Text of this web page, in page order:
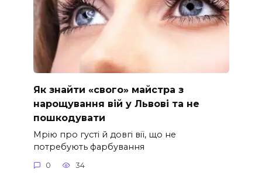
Як знайти «свого» майстра з
нарощування вій у Львові та не
пошкодувати
Мрію про густі й довгі вії, що не
потребують фарбування
0 34